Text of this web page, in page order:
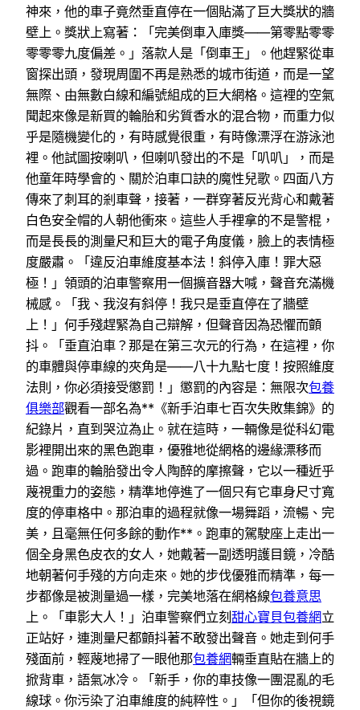
神來，他的車子竟然垂直停在一個貼滿了巨大獎狀的牆
壁上。獎狀上寫著：「完美倒車入庫獎——第零點零零
零零零九度偏差。」落款人是「倒車王」。他趕緊從車
窗探出頭，發現周圍不再是熟悉的城市街道，而是一望
無際、由無數白線和編號組成的巨大網格。這裡的空氣
聞起來像是新買的輪胎和劣質香水的混合物，而重力似
乎是隨機變化的，有時感覺很重，有時像漂浮在游泳池
裡。他試圖按喇叭，但喇叭發出的不是「叭叭」，而是
他童年時學會的、關於泊車口訣的魔性兒歌。四面八方
傳來了刺耳的剎車聲，接著，一群穿著反光背心和戴著
白色安全帽的人朝他衝來。這些人手裡拿的不是警棍，
而是長長的測量尺和巨大的電子角度儀，臉上的表情極
度嚴肅。「違反泊車維度基本法！斜停入庫！罪大惡
極！」領頭的泊車警察用一個擴音器大喊，聲音充滿機
械感。「我、我沒有斜停！我只是垂直停在了牆壁
上！」何手殘趕緊為自己辯解，但聲音因為恐懼而顫
抖。「垂直泊車？那是在第三次元的行為，在這裡，你
的車體與停車線的夾角是——八十九點七度！按照維度
法則，你必須接受懲罰！」懲罰的內容是：無限次包養
俱樂部觀看一部名為**《新手泊車七百次失敗集錦》的
紀錄片，直到哭泣為止。就在這時，一輛像是從科幻電
影裡開出來的黑色跑車，優雅地從網格的邊緣漂移而
過。跑車的輪胎發出令人陶醉的摩擦聲，它以一種近乎
蔑視重力的姿態，精準地停進了一個只有它車身尺寸寬
度的停車格中。那泊車的過程就像一場舞蹈，流暢、完
美，且毫無任何多餘的動作**。跑車的駕駛座上走出一
個全身黑色皮衣的女人，她戴著一副透明護目鏡，冷酷
地朝著何手殘的方向走來。她的步伐優雅而精準，每一
步都像是被測量過一樣，完美地落在網格線包養意思
上。「車影大人！」泊車警察們立刻 甜心寶貝包養網立
正站好，連測量尺都顫抖著不敢發出聲音。她走到何手
殘面前，輕蔑地掃了一眼他那包養網輛垂直貼在牆上的
掀背車，語氣冰冷。「新手，你的車技像一團混亂的毛
線球。你污染了泊車維度的純粹性。」「但你的後視鏡